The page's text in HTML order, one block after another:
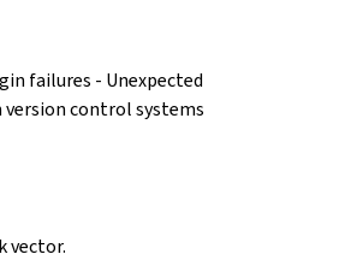
failures - Unexpected
control systems
vector.